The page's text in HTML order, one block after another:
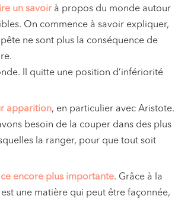
un savoirà propos du monde autour
On commence à savoir expliquer,
ne sont plus la conséquence de
Il quitte une position d’infériorité
apparition, en particulier avec Aristote.
besoin de la couper dans des plus
la ranger, pour que tout soit
encore plus importante. Grâce à la
une matière qui peut être façonnée,